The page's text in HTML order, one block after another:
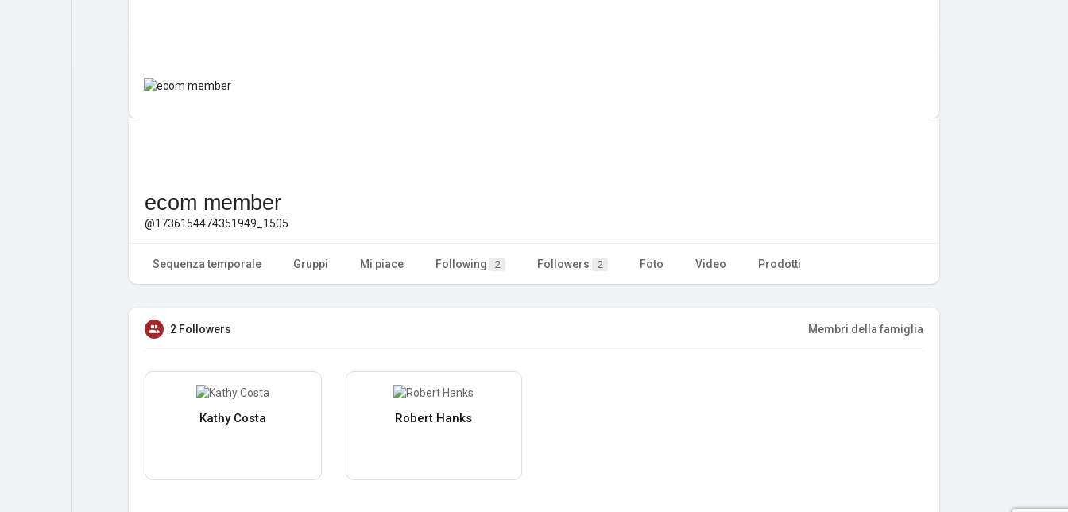
ecom member
@1736154474351949_1505
Sequenza temporale Gruppi Mi piace Following 2 Followers 2 Foto Video Prodotti
2 Followers Membri della famiglia
Kathy Costa Robert Hanks